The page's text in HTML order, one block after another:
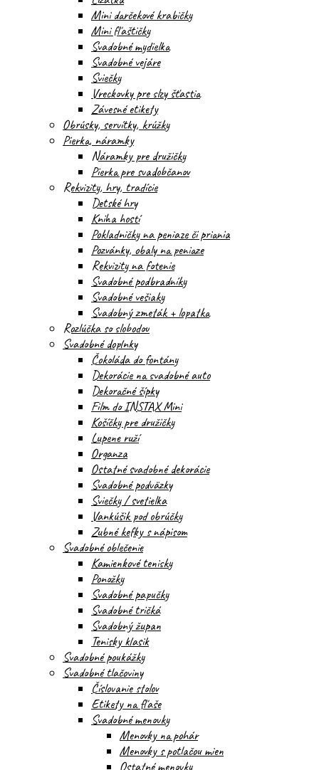
Mini darčekové krabičky
Mini fľaštičky
Svadobné mydielka
Svadobné vejáre
Sviečky
Vreckovky pre slzy šťastia
Závesné etikety
Obrúsky, servítky, krúžky
Pierka, náramky
Náramky pre družičky
Pierka pre svadobčanov
Rekvizity, hry, tradície
Detské hry
Kniha hostí
Pokladničky na peniaze či priania
Pozvánky, obaly na peniaze
Rekvizity na fotenie
Svadobné podbradníky
Svadobné vešiaky
Svadobný zmeták + lopatka
Rozlúčka so slobodou
Svadobné doplnky
Čokoláda do fontány
Dekorácie na svadobné auto
Dekoračné šípky
Film do INSTAX Mini
Košíčky pre družičky
Lupene ruží
Organza
Ostatné svadobné dekorácie
Svadobné podväzky
Sviečky / svetielka
Vankúšik pod obrúčky
Zubné kefky s nápisom
Svadobné oblečenie
Kamienkové tenisky
Ponožky
Svadobné papučky
Svadobné tričká
Svadobný župan
Tenisky klasik
Svadobné poukážky
Svadobné tlačoviny
Číslovanie stolov
Etikety na fľaše
Svadobné menovky
Menovky na pohár
Menovky s potlačou mien
Ostatné menovky